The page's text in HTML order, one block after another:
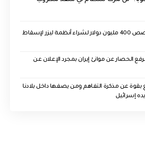
الجيش الأمريكي يخصص 400 مليون دولار لشراء أنظمة ليزر لإسقاط
الحصار عن موانئ إيران بمجرد الإعلان عن
بقوة عن مذكرة التفاهم ومن يصفها داخل بلادنا
إسرائيل